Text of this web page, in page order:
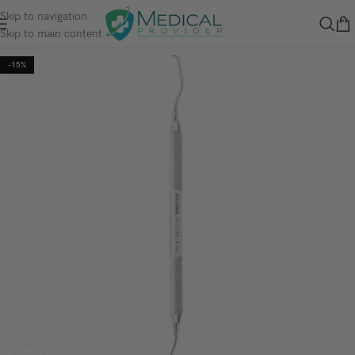
Skip to navigation
Skip to main content
-15%